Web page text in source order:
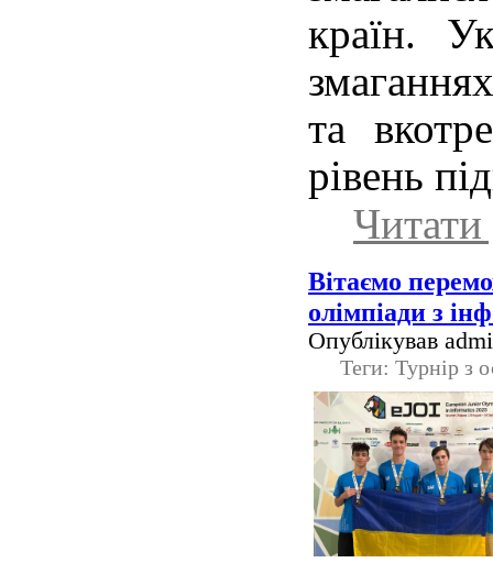
країн.
та
рівень
Вітаємо
олімпіади з
Опублікував
Теги: Турнір з